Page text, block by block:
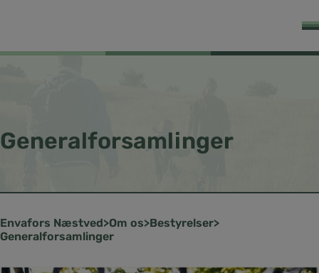
Generalforsamlinger
Næstved Om os Bestyrelser
Generalforsamlinger